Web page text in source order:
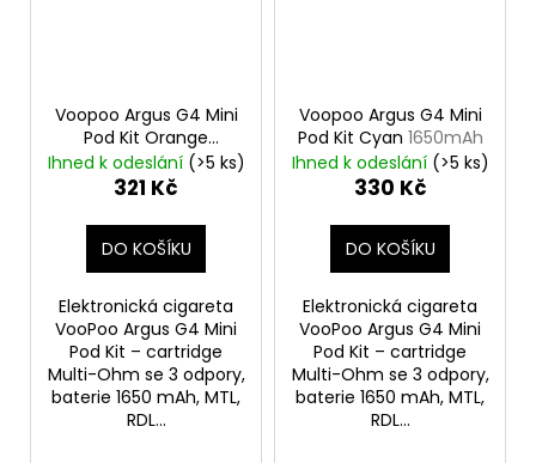
Voopoo Argus G4 Mini
Pod Kit Orange
1650mAh
Ihned k odeslání (>5 ks)
321 Kč
DO KOŠÍKU
Elektronická cigareta
VooPoo Argus G4 Mini
Pod Kit – cartridge
Multi-Ohm se 3 odpory,
baterie 1650 mAh, MTL,
RDL...
Voopoo Argus G4 Mini
Pod Kit Cyan 1650mAh
Ihned k odeslání (>5 ks)
330 Kč
DO KOŠÍKU
Elektronická cigareta
VooPoo Argus G4 Mini
Pod Kit – cartridge
Multi-Ohm se 3 odpory,
baterie 1650 mAh, MTL,
RDL...